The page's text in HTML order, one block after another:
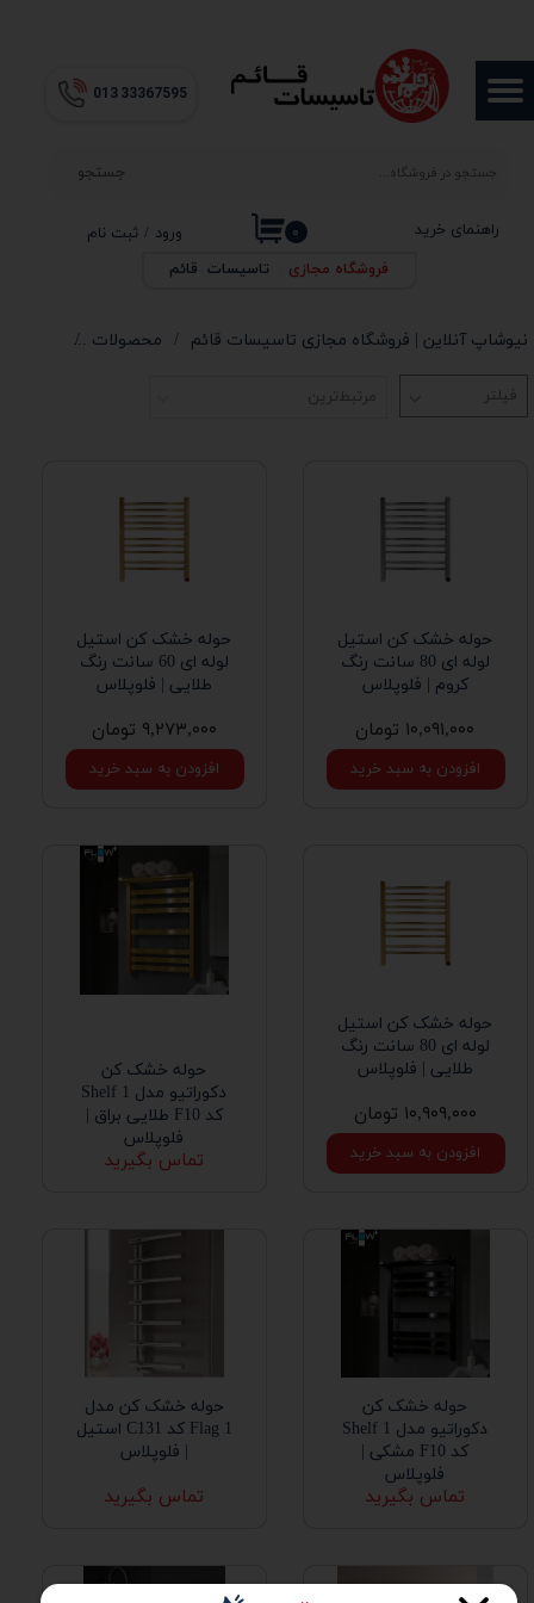
013​​​​​​​ 33367595
جستجو
ورود / ثبت نام
حساب کاربری من
تغییر گذر واژه
خروج از حساب کاربری
راهنمای خرید ۰
فروشگاه مجازی تاسیسات قائم
نیوشاپ آنلاین | فروشگاه مجازی تاسیسات قائم محصولات
مرتبط‌ترین
حوله خشک کن استیل
لوله ای 80 سانت رنگ
کروم | فلوپلاس
۱۰,۰۹۱,۰۰۰ تومان
افزودن به سبد خرید
حوله خشک کن استیل
لوله ای 60 سانت رنگ
طلایی | فلوپلاس
۹,۲۷۳,۰۰۰ تومان
افزودن به سبد خرید
حوله خشک کن استیل
لوله ای 80 سانت رنگ
طلایی | فلوپلاس
۱۰,۹۰۹,۰۰۰ تومان
افزودن به سبد خرید
حوله خشک کن
دکوراتیو مدل Shelf 1
کد F10 طلایی براق |
فلوپلاس
تماس بگیرید
حوله خشک کن
دکوراتیو مدل Shelf 1
کد F10 مشکی |
فلوپلاس
تماس بگیرید
حوله خشک کن مدل
Flag 1 کد C131 استیل
| فلوپلاس
تماس بگیرید